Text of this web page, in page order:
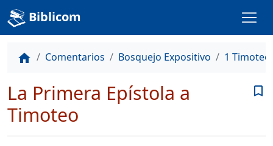
Biblicom
home Comentarios Bosquejo Expositivo 1 Timoteo
bookmark_border
La Primera Epístola a
Timoteo